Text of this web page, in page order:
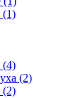
(1)
(4)
(2)
(2)